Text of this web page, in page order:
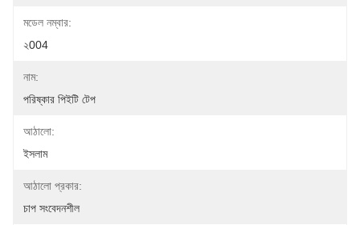
মডেল নম্বার:
২004
নাম:
পরিষ্কার পিইটি টেপ
আঠালো:
ইসলাম
আঠালো প্রকার:
চাপ সংবেদনশীল